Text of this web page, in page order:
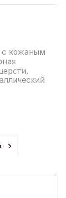
с кожаным